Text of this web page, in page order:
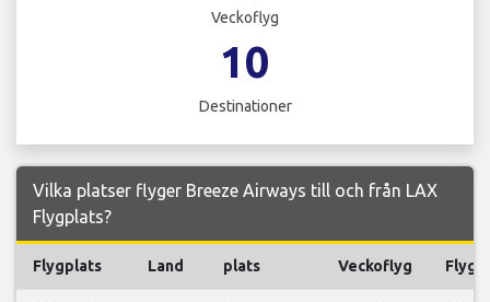
Veckoflyg
10
Destinationer
Vilka platser flyger Breeze Airways till och från LAX
Flygplats?
Flygplats Land plats Veckoflyg Flyg